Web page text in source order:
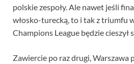
polskie zespoły. Ale nawet jeśli
włosko-turecką, to i tak z triumfu
Champions League będzie cieszył
Zawiercie po raz drugi, Warszawa